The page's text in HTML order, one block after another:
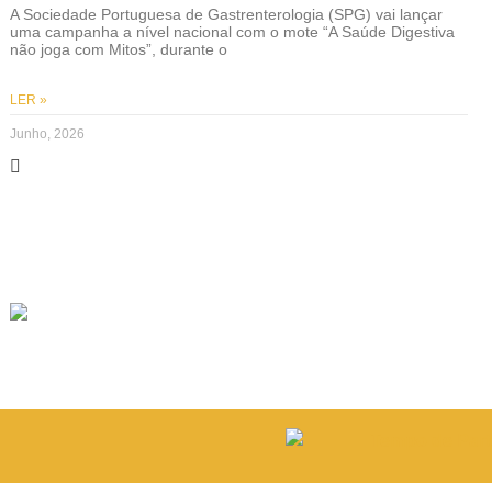
A Sociedade Portuguesa de Gastrenterologia (SPG) vai lançar
uma campanha a nível nacional com o mote “A Saúde Digestiva
não joga com Mitos”, durante o
LER »
Junho, 2026